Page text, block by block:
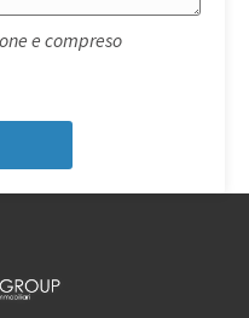
e compreso